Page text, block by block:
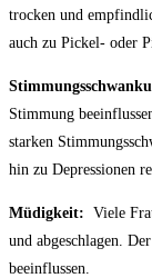
trocken und
auch⁤ zu Pickel- oder
Stimmung
starken
hin zu Depressionen
Müdigkeit:
Viele
und abgeschlagen.
beeinflussen.